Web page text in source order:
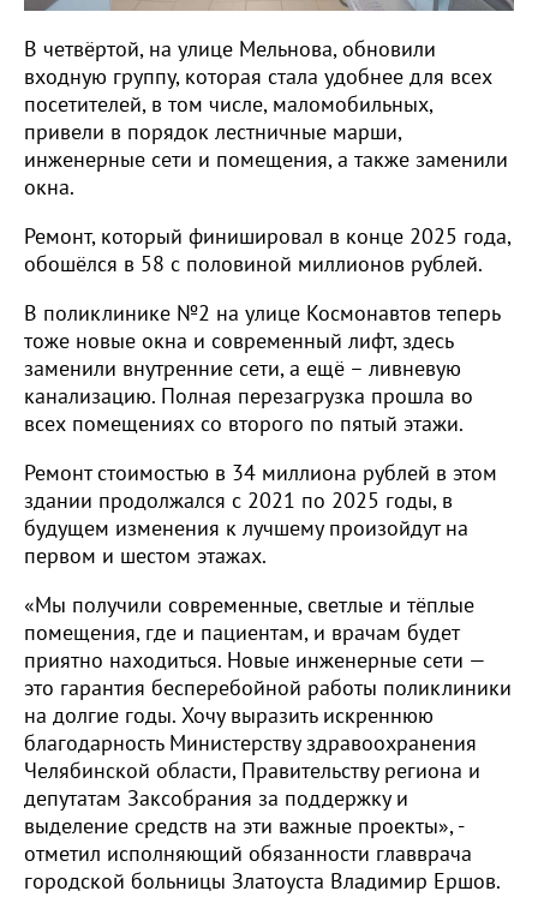
В четвёртой, на улице Мельнова, обновили
входную группу, которая стала удобнее для всех
посетителей, в том числе, маломобильных,
привели в порядок лестничные марши,
инженерные сети и помещения, а также заменили
окна.
Ремонт, который финишировал в конце 2025 года,
обошёлся в 58 с половиной миллионов рублей.
В поликлинике №2 на улице Космонавтов теперь
тоже новые окна и современный лифт, здесь
заменили внутренние сети, а ещё – ливневую
канализацию. Полная перезагрузка прошла во
всех помещениях со второго по пятый этажи.
Ремонт стоимостью в 34 миллиона рублей в этом
здании продолжался с 2021 по 2025 годы, в
будущем изменения к лучшему произойдут на
первом и шестом этажах.
«Мы получили современные, светлые и тёплые
помещения, где и пациентам, и врачам будет
приятно находиться. Новые инженерные сети —
это гарантия бесперебойной работы поликлиники
на долгие годы. Хочу выразить искреннюю
благодарность Министерству здравоохранения
Челябинской области, Правительству региона и
депутатам Заксобрания за поддержку и
выделение средств на эти важные проекты», -
отметил исполняющий обязанности главврача
городской больницы Златоуста Владимир Ершов.